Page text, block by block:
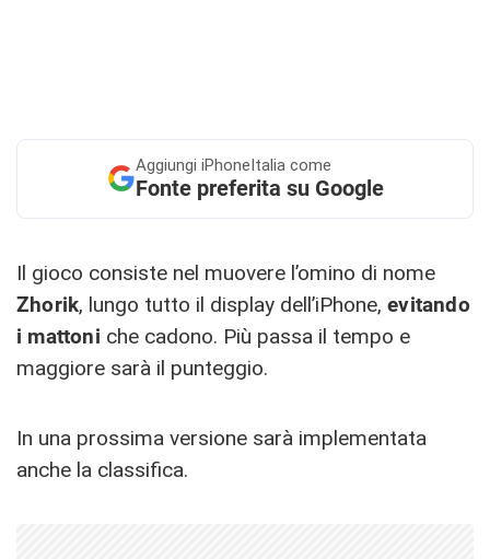
Aggiungi iPhoneItalia come
Fonte preferita su Google
Il gioco consiste nel muovere l’omino di nome
Zhorik, lungo tutto il display dell’iPhone,evitando
i mattoni che cadono. Più passa il tempo e
maggiore sarà il punteggio.
In una prossima versione sarà implementata
anche la classifica.